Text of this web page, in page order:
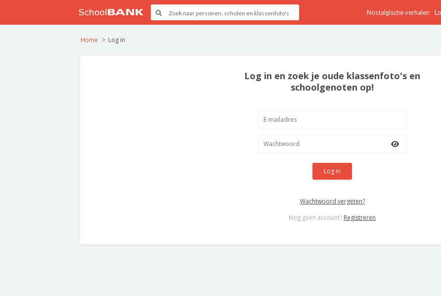
Nostalgische verhalen
Home Log in
Log in en zoek je oude klassenfoto's en
schoolgenoten op!
Log in
Wachtwoord vergeten?
Nog geen account? Registreren